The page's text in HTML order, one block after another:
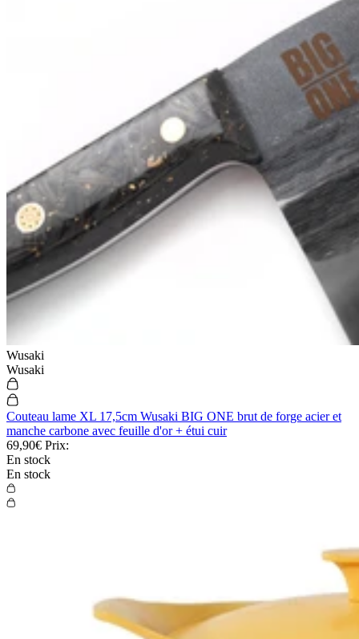
Wusaki
Wusaki
Couteau lame XL 17,5cm Wusaki BIG ONE brut de forge acier et
manche carbone avec feuille d'or + étui cuir
69,90€ Prix:
En stock
En stock